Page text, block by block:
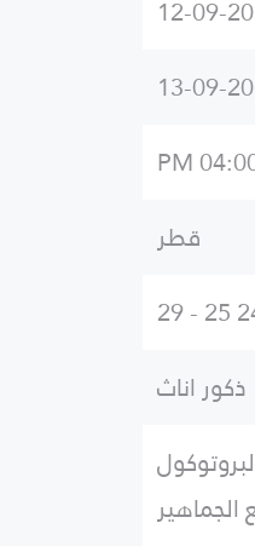
12-09-
13-09-
04:00
قطر
ذكور اناث
الجماهير